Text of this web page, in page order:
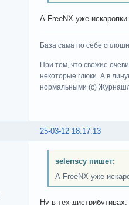
А FreeNX уже
База сама по себе
При том, что свежие
некоторые глюки. А в
нормальными (c)
25-03-12 18:17:13
selenscy пишет:
А FreeNX уже
Ну в тех